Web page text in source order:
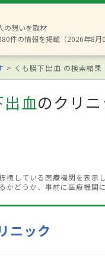
の想いを取材
件の情報を掲載（2026年8月
くも膜下出血 の検索結果
血のクリ
している医療機関を表示
どうか、事前に医療機関
ニック